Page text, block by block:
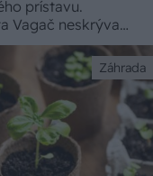
prístavu.
Vagač neskrýva
Záhrada